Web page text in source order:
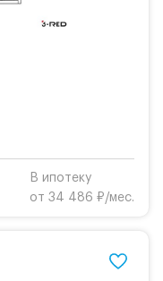
В ипотеку
от 34 486 ₽/мес.